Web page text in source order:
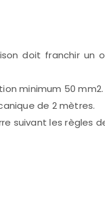
doit franchir un
minimum 50 mm2.
de 2 mètres.
suivant les règles